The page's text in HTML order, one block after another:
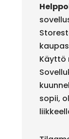
Käyttö
sopii,